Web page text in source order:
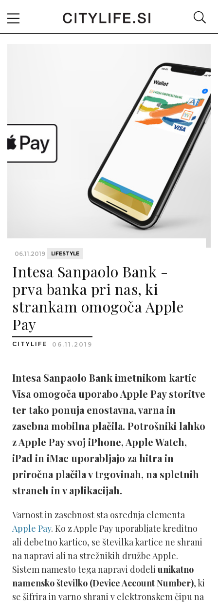
06.11.2019 LIFESTYLE
Intesa Sanpaolo Bank -
prva banka pri nas, ki
strankam omogoča Apple
Pay
CITYLIFE 06.11.2019
Intesa Sanpaolo Bank imetnikom kartic
Visa omogoča uporabo Apple Pay storitve
ter tako ponuja enostavna, varna in
zasebna mobilna plačila. Potrošniki lahko
z Apple Pay svoj iPhone, Apple Watch,
iPad in iMac uporabljajo za hitra in
priročna plačila v trgovinah, na spletnih
straneh in v aplikacijah.
Varnost in zasebnost sta osrednja elementa
Apple Pay. Ko z Apple Pay uporabljate kreditno
ali debetno kartico, se številka kartice ne shrani
na napravi ali na strežnikih družbe Apple.
Sistem namesto tega napravi dodeli unikatno
namensko številko (Device Account Number), ki
se šifrira in varno shrani v elektronskem čipu na